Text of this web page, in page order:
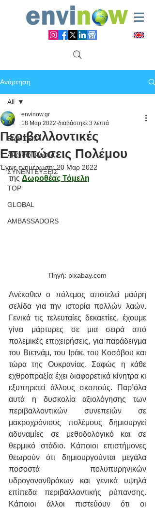
Ανάρτηση
All
ΕΙΔΗΣΕΙΣ
ΑΡΘΡΟΓΡΑΦΙΑ
ΣΥΝΕΝΤΕΥΞΕΙΣ
TOP
GLOBAL
AMBASSADORS
All
Περιβαλλοντικές
Επιπτώσεις Πολέμου
envinow.gr
18 Μαρ 2022 διαβάστηκε 3 λεπτά
Έγινε ενημέρωση: 20 Μαρ 2022
της Δωροθέας Τόμελη
Πηγή: pixabay.com
Ανέκαθεν ο πόλεμος αποτελεί μαύρη
σελίδα για την ιστορία πολλών λαών.
Γενικά τις τελευταίες δεκαετίες, έχουμε
γίνει μάρτυρες σε μια σειρά από
πολεμικές επιχειρήσεις, για παράδειγμα
του Βιετνάμ, του Ιράκ, του Κοσόβου και
τώρα της Ουκρανίας. Σαφώς η κάθε
εχθροπραξία έχει διαφορετικά κίνητρα κι
εξυπηρετεί άλλους σκοπούς. Παρ’όλα
αυτά η δυσκολία αξιολόγησης των
περιβαλλοντικών συνεπειών σε
μακροχρόνιους πολέμους δημιουργεί
αδυναμίες σε μεθοδολογικό και σε
θερμικό στάδιο. Κάποιοι επιστήμονες
θεωρούν ότι δημιουργούνται μεγάλα
ποσοστά πολυπυρηνικών
υδρογονανθράκων και γενικά υψηλά
επίπεδα περιβαλλοντικής ρύπανσης.
Κάποιοι άλλοι πιστεύουν ότι οι